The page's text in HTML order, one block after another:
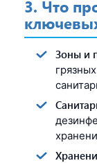
3. Что
Зоны и